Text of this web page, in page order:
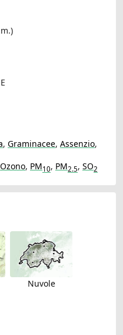
, Graminacee, Assenzio,
Ozono, PM10, PM2.5, SO2
Nuvole